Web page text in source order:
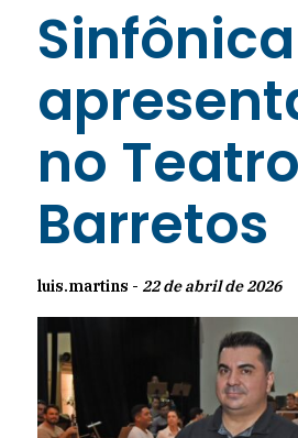
no
Barretos
luis.martins - 22 de abril de 2026